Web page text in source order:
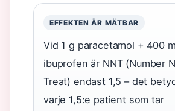
EFFEKTEN ÄR MÄTBAR
Vid 1 g paracetamol + 400
ibuprofen är NNT (Number
Treat) endast 1,5 – det
varje 1,5:e patient som tar